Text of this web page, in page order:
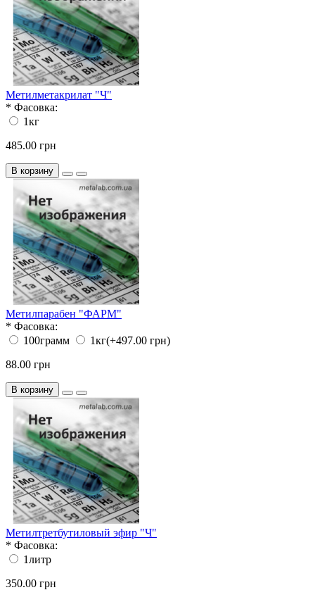
Метилметакрилат "Ч"
* Фасовка:
1кг
485.00 грн
В корзину
Метилпарабен "ФАРМ"
* Фасовка:
100грамм
1кг(+497.00 грн)
88.00 грн
В корзину
Метилтретбутиловый эфир "Ч"
* Фасовка:
1литр
350.00 грн